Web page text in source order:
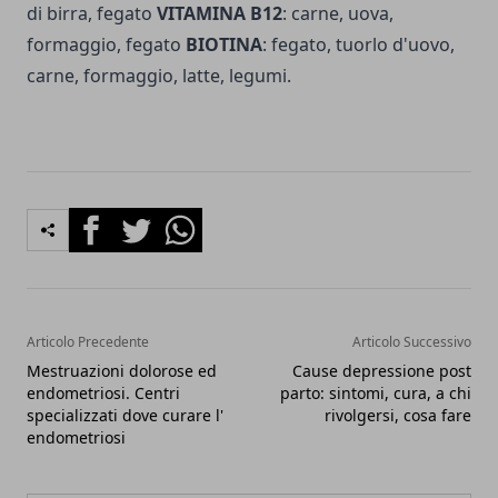
di birra, fegato VITAMINA B12: carne, uova,
formaggio, fegato BIOTINA: fegato, tuorlo d'uovo,
carne, formaggio, latte, legumi.
FacebookTwitterWhatsapp
Articolo Precedente
Mestruazioni dolorose ed
endometriosi. Centri
specializzati dove curare l'
endometriosi
Articolo Successivo
Cause depressione post
parto: sintomi, cura, a chi
rivolgersi, cosa fare